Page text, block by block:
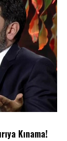
Kınama!